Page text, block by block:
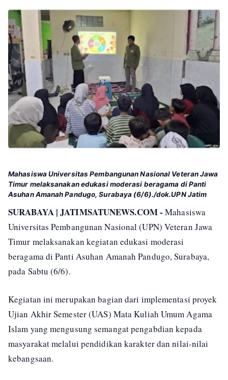
Mahasiswa Universitas Pembangunan Nasional Veteran Jawa
Timur melaksanakan edukasi moderasi beragama di Panti
Asuhan Amanah Pandugo, Surabaya (6/6)./dok.UPN Jatim
SURABAYA | JATIMSATUNEWS.COM - Mahasiswa
Universitas Pembangunan Nasional (UPN) Veteran Jawa
Timur melaksanakan kegiatan edukasi moderasi
beragama di Panti Asuhan Amanah Pandugo, Surabaya,
pada Sabtu (6/6).
Kegiatan ini merupakan bagian dari implementasi proyek
Ujian Akhir Semester (UAS) Mata Kuliah Umum Agama
Islam yang mengusung semangat pengabdian kepada
masyarakat melalui pendidikan karakter dan nilai-nilai
kebangsaan.